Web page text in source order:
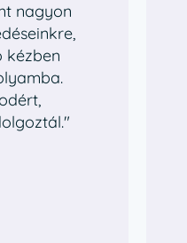
nagyon
kézben